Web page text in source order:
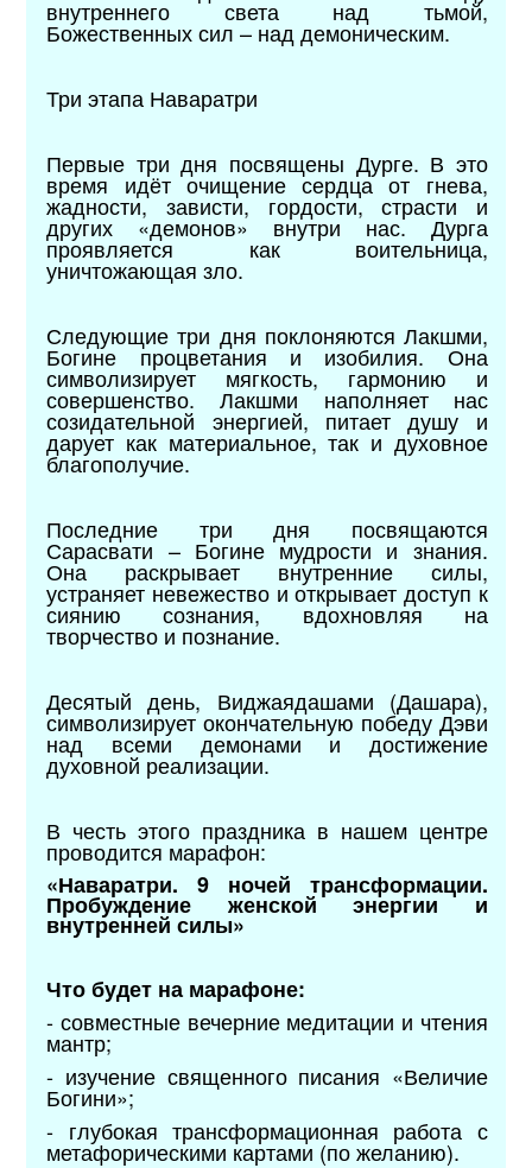
внутреннего света над тьмой,
Божественных сил – над демоническим.
Три этапа Наваратри
Первые три дня посвящены Дурге. В это
время идёт очищение сердца от гнева,
жадности, зависти, гордости, страсти и
других «демонов» внутри нас. Дурга
проявляется как воительница,
уничтожающая зло.
Следующие три дня поклоняются Лакшми,
Богине процветания и изобилия. Она
символизирует мягкость, гармонию и
совершенство. Лакшми наполняет нас
созидательной энергией, питает душу и
дарует как материальное, так и духовное
благополучие.
Последние три дня посвящаются
Сарасвати – Богине мудрости и знания.
Она раскрывает внутренние силы,
устраняет невежество и открывает доступ к
сиянию сознания, вдохновляя на
творчество и познание.
Десятый день, Виджаядашами (Дашара),
символизирует окончательную победу Дэви
над всеми демонами и достижение
духовной реализации.
В честь этого праздника в нашем центре
проводится марафон:
«Наваратри. 9 ночей трансформации.
Пробуждение женской энергии и
внутренней силы»
Что будет на марафоне:
- совместные вечерние медитации и чтения
мантр;
- изучение священного писания «Величие
Богини»;
- глубокая трансформационная работа с
метафорическими картами (по желанию).